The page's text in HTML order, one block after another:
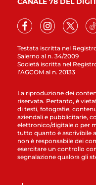
Testata iscritta nel
Salerno al n. 34/2009
Società iscritta nel
l’AGCOM al n. 20133
La riproduzione dei
riservata. Pertanto, è
di testi, fotografie,
aziendali e pubblicitarie,
elettronico/digitale o per
tutto quanto è ascrivibile
non è responsabile dei
esercitare un controllo
segnalazione qualora gli